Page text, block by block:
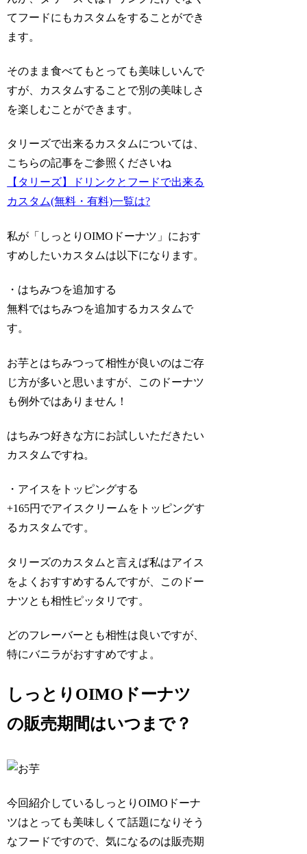
てフードにもカスタムをすることができ
ます。
そのまま食べてもとっても美味しいんで
すが、カスタムすることで別の美味しさ
を楽しむことができます。
タリーズで出来るカスタムについては、
こちらの記事をご参照くださいね
【タリーズ】ドリンクとフードで出来る
カスタム(無料・有料)一覧は?
私が「しっとりOIMOドーナツ」におす
すめしたいカスタムは以下になります。
・はちみつを追加する
無料ではちみつを追加するカスタムで
す。
お芋とはちみつって相性が良いのはご存
じ方が多いと思いますが、このドーナツ
も例外ではありません！
はちみつ好きな方にお試しいただきたい
カスタムですね。
・アイスをトッピングする
+165円でアイスクリームをトッピングす
るカスタムです。
タリーズのカスタムと言えば私はアイス
をよくおすすめするんですが、このドー
ナツとも相性ピッタリです。
どのフレーバーとも相性は良いですが、
特にバニラがおすすめですよ。
しっとりOIMOドーナツ
の販売期間はいつまで？
今回紹介しているしっとりOIMOドーナ
ツはとっても美味しくて話題になりそう
なフードですので、気になるのは販売期